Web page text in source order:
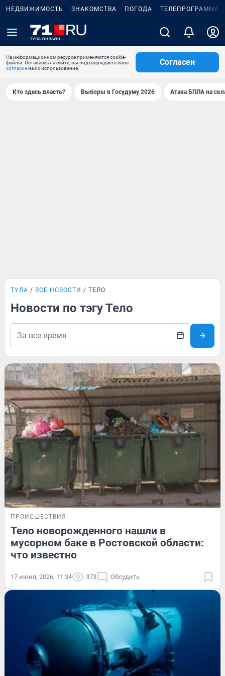
НЕДВИЖИМОСТЬ ЗНАКОМСТВА ПОГОДА ТЕЛЕПРОГРАММА
На информационном ресурсе применяются cookie-
файлы. Оставаясь на сайте, вы подтверждаете свое
согласиена их использование.
Согласен
Кто здесь власть? Выборы в Госудуму 2026 Атака БПЛА на
ТУЛА ВСЕ НОВОСТИ ТЕЛО
Новости по тэгу Тело
ПРОИСШЕСТВИЯ
Тело новорожденного нашли в
мусорном баке в Ростовской области:
что известно
17 июня, 2026, 11:34 373 Обсудить